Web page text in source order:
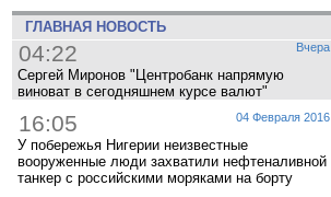
ГЛАВНАЯ НОВОСТЬ
Вчера
04:22
Сергей Миронов "Центробанк напрямую
виноват в сегодняшнем курсе валют"
04 Февраля 2016
16:05
У побережья Нигерии неизвестные
вооруженные люди захватили нефтеналивной
танкер с российскими моряками на борту